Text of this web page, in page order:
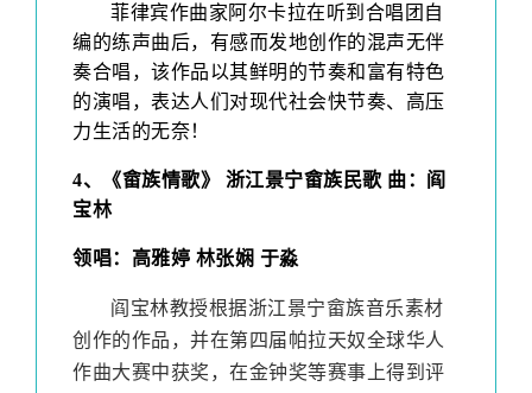
菲律宾作曲家阿尔卡拉在听到合唱团自
编的练声曲后，有感而发地创作的混声无伴
奏合唱，该作品以其鲜明的节奏和富有特色
的演唱，表达人们对现代社会快节奏、高压
力生活的无奈！
4、 《畲族情歌》 浙江景宁畲族民歌 曲：阎
宝林
领唱：高雅婷 林张娴 于淼
阎宝林教授根据浙江景宁畲族音乐素材
创作的作品，并在第四届帕拉天奴全球华人
作曲大赛中获奖，在金钟奖等赛事上得到评